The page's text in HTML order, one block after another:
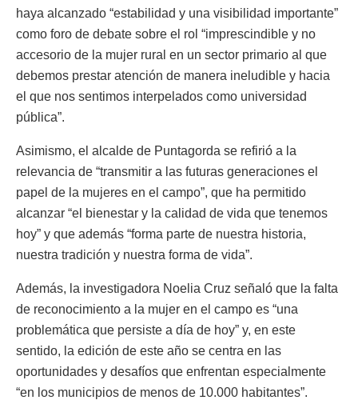
haya alcanzado “estabilidad y una visibilidad importante”
como foro de debate sobre el rol “imprescindible y no
accesorio de la mujer rural en un sector primario al que
debemos prestar atención de manera ineludible y hacia
el que nos sentimos interpelados como universidad
pública”.
Asimismo, el alcalde de Puntagorda se refirió a la
relevancia de “transmitir a las futuras generaciones el
papel de la mujeres en el campo”, que ha permitido
alcanzar “el bienestar y la calidad de vida que tenemos
hoy” y que además “forma parte de nuestra historia,
nuestra tradición y nuestra forma de vida”.
Además, la investigadora Noelia Cruz señaló que la falta
de reconocimiento a la mujer en el campo es “una
problemática que persiste a día de hoy” y, en este
sentido, la edición de este año se centra en las
oportunidades y desafíos que enfrentan especialmente
“en los municipios de menos de 10.000 habitantes”.